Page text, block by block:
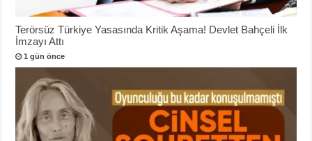
Terörsüz Türkiye Yasasında Kritik Aşama! Devlet Bahçeli İlk
İmzayı Attı
1 gün önce